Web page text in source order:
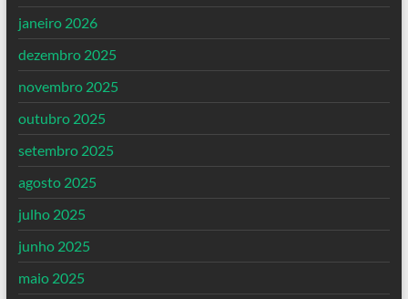
janeiro 2026
dezembro 2025
novembro 2025
outubro 2025
setembro 2025
agosto 2025
julho 2025
junho 2025
maio 2025